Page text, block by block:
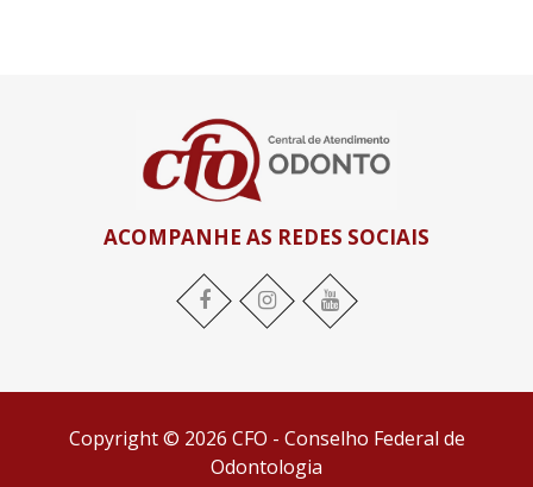
ACOMPANHE AS REDES SOCIAIS
Facebook Instagram YouTube
Copyright © 2026 CFO - Conselho Federal de
Odontologia